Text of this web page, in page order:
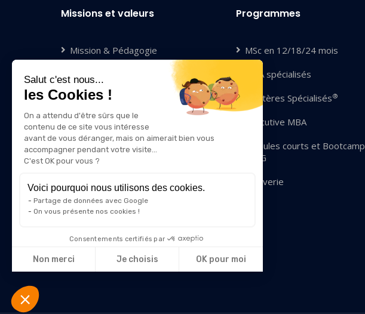
Salut c'est nous...
les Cookies !
On a attendu d'être sûrs que le
contenu de ce site vous intéresse
avant de vous déranger, mais on aimerait bien vous
accompagner pendant votre visite...
C'est OK pour vous ?
Voici pourquoi nous utilisons des cookies.
Partage de données avec Google
On vous présente nos cookies !
Consentements certifiés par
Non merci Je choisis OK pour moi
Notre plateforme vous permet d'adapter et de gérer vos paramètres de
Missions et valeurs
Mission & Pédagogie
Diversité & Inclusion
Qui sommes-nous ?
Nous rejoindre
Programmes
MSc en 12/18/24 mois
MBA spécialisés
Mastères Spécialisés®
Executive MBA
Modules courts et
IRIIG
Innoverie